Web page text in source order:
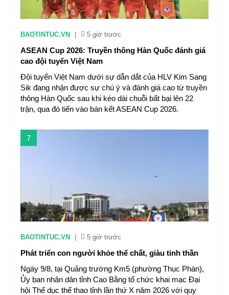
BAOTINTUC.VN 5 giờ trước
ASEAN Cup 2026: Truyền thông Hàn Quốc đánh giá
cao đội tuyển Việt Nam
Đội tuyển Việt Nam dưới sự dẫn dắt của HLV Kim Sang
Sik đang nhận được sự chú ý và đánh giá cao từ truyền
thông Hàn Quốc sau khi kéo dài chuỗi bất bại lên 22
trận, qua đó tiến vào bán kết ASEAN Cup 2026.
7
BAOTINTUC.VN 5 giờ trước
Phát triển con người khỏe thể chất, giàu tinh thần
Ngày 9/8, tại Quảng trường Km5 (phường Thục Phán),
Ủy ban nhân dân tỉnh Cao Bằng tổ chức khai mạc Đại
hội Thể dục thể thao tỉnh lần thứ X năm 2026 với quy